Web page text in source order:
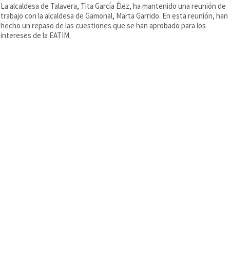
La alcaldesa de Talavera, Tita García Élez, ha mantenido una reunión de
trabajo con la alcaldesa de Gamonal, Marta Garrido. En esta reunión, han
hecho un repaso de las cuestiones que se han aprobado para los
intereses de la EATIM.